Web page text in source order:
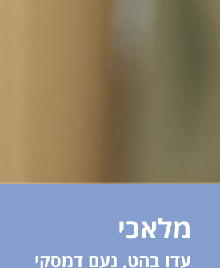
מלאכי
עדו בהט, נעם דמסקי